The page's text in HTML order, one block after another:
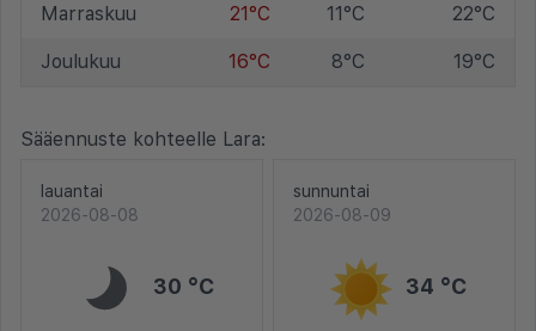
Marraskuu 21°C 11°C 22°C
Joulukuu 16°C 8°C 19°C
Sääennuste kohteelle Lara:
lauantai
2026-08-08
30 °C
sunnuntai
2026-08-09
34 °C